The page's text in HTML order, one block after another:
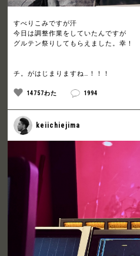
すべりこみですが汗
今日は調整作業をしていたんですが
グルテン祭りしてもらえました。幸！
チ。がはじまりますね…！！！
14757わた 1994
keiichiejima